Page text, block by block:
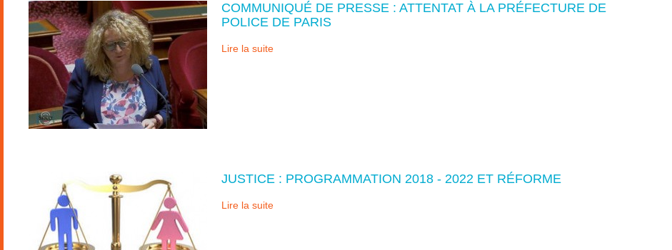
COMMUNIQUÉ DE PRESSE : ATTENTAT À LA PRÉFECTURE DE
POLICE DE PARIS
Lire la suite
JUSTICE : PROGRAMMATION 2018 - 2022 ET RÉFORME
Lire la suite